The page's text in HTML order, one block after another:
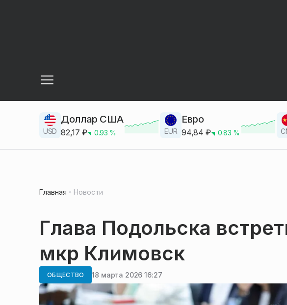
USD
Доллар США
82,17 ₽ 0.93 % EUR
Евро
94,84 ₽ 0.83 %
Главная Новости
Глава Подольска
мкр Климовск
ОБЩЕСТВО 18 марта 2026 16:27